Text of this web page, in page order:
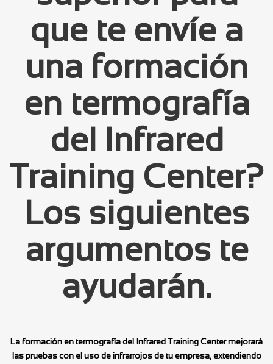
que te envíe a
una formación
en termografía
del Infrared
Training Center?
Los siguientes
argumentos te
ayudarán.
La formación en termografía del Infrared Training Center mejorará
las pruebas con el uso de infrarrojos de tu empresa, extendiendo